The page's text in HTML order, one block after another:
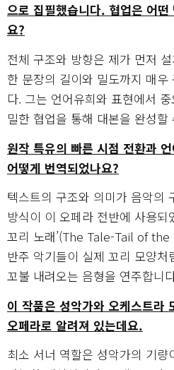
으로 집필했습니다. 협업은 어떤
요?
전체 구조와 방향은 제가 먼저
한 문장의 길이와 밀도까지 매우
다. 그는 언어유희와 표현에서
밀한 협업을 통해 대본을 완성할
원작 특유의 빠른 시점 전환과
어떻게 번역되었나요?
텍스트의 구조와 의미가 음악의
방식이 이 오페라 전반에 사용되
꼬리 노래’(The Tale-Tail of
반주 악기들이 실제 꼬리 모양
꼬불 내려오는 음형을 연주합니
이 작품은 성악가와 오케스트라
오페라로 알려져 있는데요.
최소 서너 역할은 성악가의 기